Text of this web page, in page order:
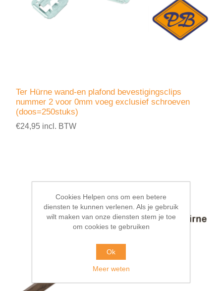
Ter Hürne wand-en plafond bevestigingsclips
nummer 2 voor 0mm voeg exclusief schroeven
(doos=250stuks)
€24,95 incl. BTW
Cookies Helpen ons om een betere
diensten te kunnen verlenen. Als je gebruik
wilt maken van onze diensten stem je toe
om cookies te gebruiken
Ok
Meer weten